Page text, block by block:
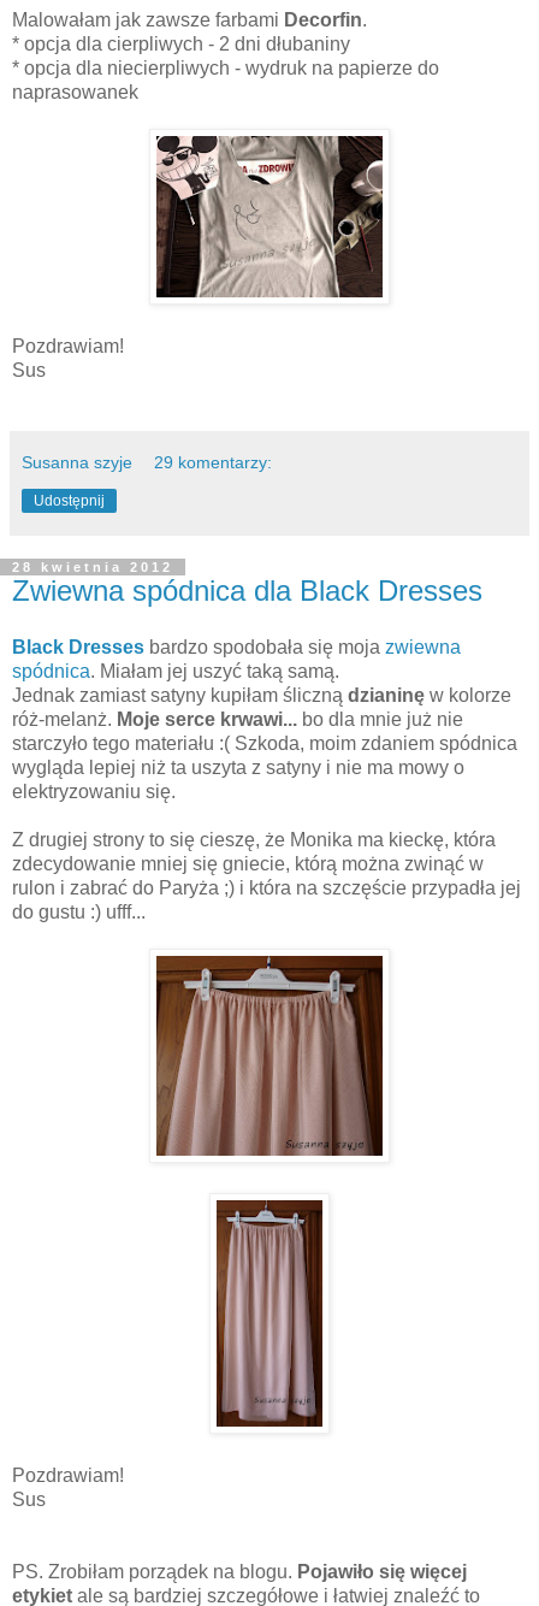
Malowałam jak zawsze farbami Decorfin.
* opcja dla cierpliwych - 2 dni dłubaniny
* opcja dla niecierpliwych - wydruk na papierze do
naprasowanek
Pozdrawiam!
Sus
Susanna szyje 29 komentarzy:
Udostępnij
28 kwietnia 2012
Zwiewna spódnica dla Black Dresses
Black Dresses bardzo spodobała się moja zwiewna
spódnica. Miałam jej uszyć taką samą.
Jednak zamiast satyny kupiłam śliczną dzianinę w kolorze
róż-melanż. Moje serce krwawi... bo dla mnie już nie
starczyło tego materiału :( Szkoda, moim zdaniem spódnica
wygląda lepiej niż ta uszyta z satyny i nie ma mowy o
elektryzowaniu się.
Z drugiej strony to się cieszę, że Monika ma kieckę, która
zdecydowanie mniej się gniecie, którą można zwinąć w
rulon i zabrać do Paryża ;) i która na szczęście przypadła jej
do gustu :) ufff...
Pozdrawiam!
Sus
PS. Zrobiłam porządek na blogu. Pojawiło się więcej
etykiet ale są bardziej szczegółowe i łatwiej znaleźć to